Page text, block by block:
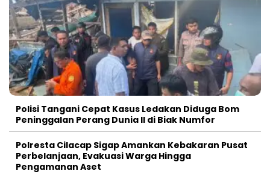
Polisi Tangani Cepat Kasus Ledakan Diduga Bom
Peninggalan Perang Dunia II di Biak Numfor
Polresta Cilacap Sigap Amankan Kebakaran Pusat
Perbelanjaan, Evakuasi Warga Hingga
Pengamanan Aset